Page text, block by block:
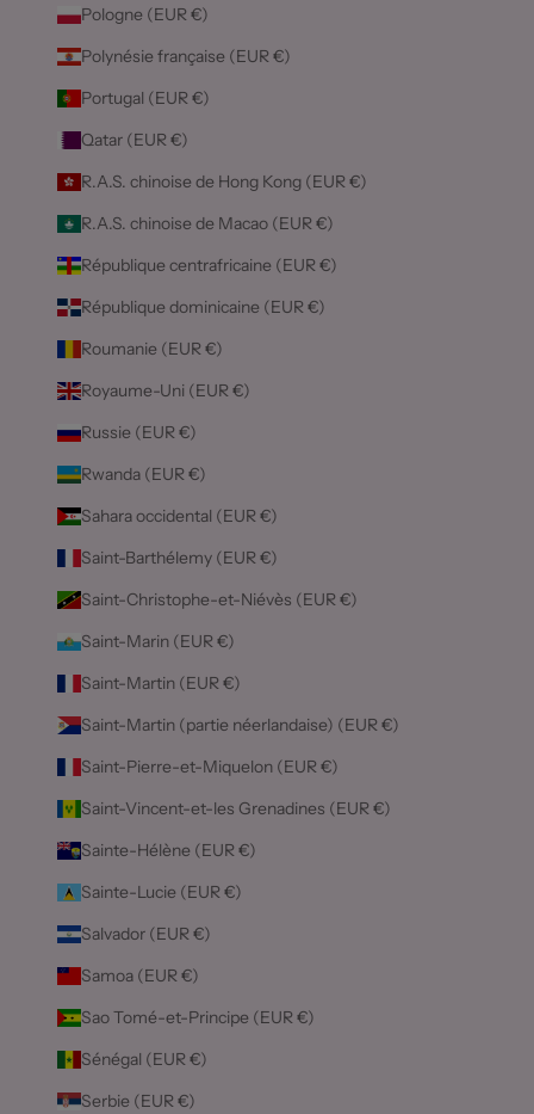
Pologne (EUR €)
Polynésie française (EUR €)
Portugal (EUR €)
Qatar (EUR €)
R.A.S. chinoise de Hong Kong (EUR €)
R.A.S. chinoise de Macao (EUR €)
République centrafricaine (EUR €)
République dominicaine (EUR €)
Roumanie (EUR €)
Royaume-Uni (EUR €)
Russie (EUR €)
Rwanda (EUR €)
Sahara occidental (EUR €)
Saint-Barthélemy (EUR €)
Saint-Christophe-et-Niévès (EUR €)
Saint-Marin (EUR €)
Saint-Martin (EUR €)
Saint-Martin (partie néerlandaise) (EUR €)
Saint-Pierre-et-Miquelon (EUR €)
Saint-Vincent-et-les Grenadines (EUR €)
Sainte-Hélène (EUR €)
Sainte-Lucie (EUR €)
Salvador (EUR €)
Samoa (EUR €)
Sao Tomé-et-Principe (EUR €)
Sénégal (EUR €)
Serbie (EUR €)